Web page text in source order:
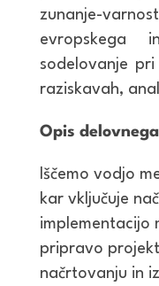
zunanje-
evropskega
sodelovanje pri
raziskavah,
Opis
Iščemo vodjo
kar vključuje
implementacijo
pripravo
načrtovanju in